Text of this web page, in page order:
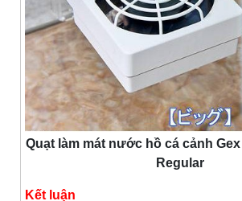
Quạt làm mát nước hồ cá cảnh
Regular
Kết luận